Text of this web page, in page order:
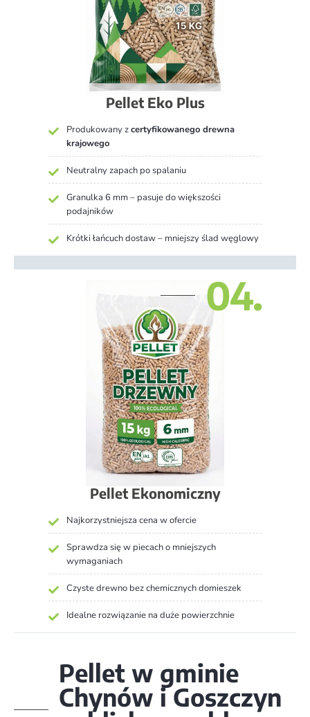
Pellet Eko Plus
Produkowany zcertyfikowanego drewna
krajowego
Neutralny zapach po spalaniu
Granulka 6 mm – pasuje do większości
podajników
Krótki łańcuch dostaw – mniejszy ślad węglowy
04.
Pellet Ekonomiczny
Najkorzystniejsza cena w ofercie
Sprawdza się w piecach o mniejszych
wymaganiach
Czyste drewno bez chemicznych domieszek
Idealne rozwiązanie na duże powierzchnie
Pellet w gminie
Chynów i Goszczyn